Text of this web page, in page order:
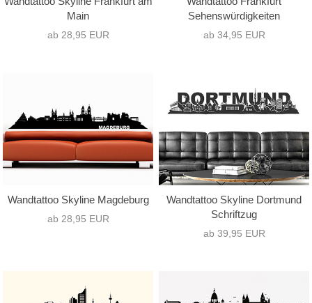
Main
ab 28,95 EUR
Sehenswürdigkeiten
ab 34,95 EUR
Wandtattoo Skyline Magdeburg
ab 28,95 EUR
Wandtattoo Skyline Dortmund
Schriftzug
ab 39,95 EUR